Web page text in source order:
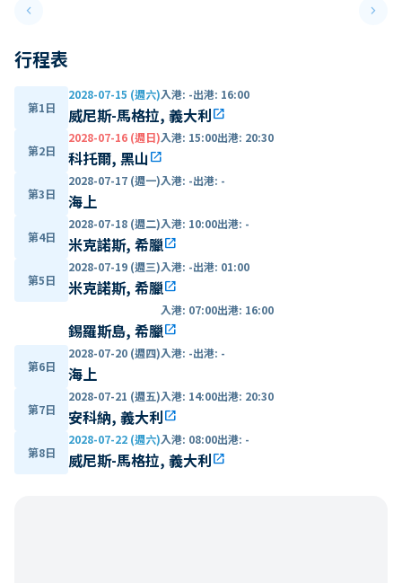
keyboard_arrow_leftPrevious slide keyboard_arrow_right
行程表
第1日
2028-07-15 (週六)入港: -出港: 16:00
威尼斯-馬格拉, 義大利open_in_new
第2日
2028-07-16 (週日)入港: 15:00出港: 20:30
科托爾, 黑山 open_in_new
第3日
2028-07-17 (週一)入港: -出港: -
海上
第4日
2028-07-18 (週二)入港: 10:00出港: -
米克諾斯, 希臘open_in_new
第5日
2028-07-19 (週三)入港: -出港: 01:00
米克諾斯, 希臘open_in_new
入港: 07:00出港: 16:00
錫羅斯島, 希臘open_in_new
第6日
2028-07-20 (週四)入港: -出港: -
海上
第7日
2028-07-21 (週五)入港: 14:00出港: 20:30
安科納, 義大利open_in_new
第8日
2028-07-22 (週六)入港: 08:00出港: -
威尼斯-馬格拉, 義大利open_in_new